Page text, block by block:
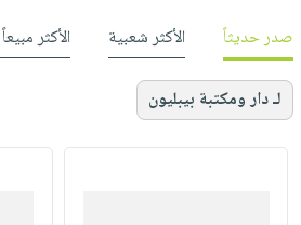
صدر حديثاً الأكثر شعبية الأكثر
لـ دار ومكتبة بيبليون